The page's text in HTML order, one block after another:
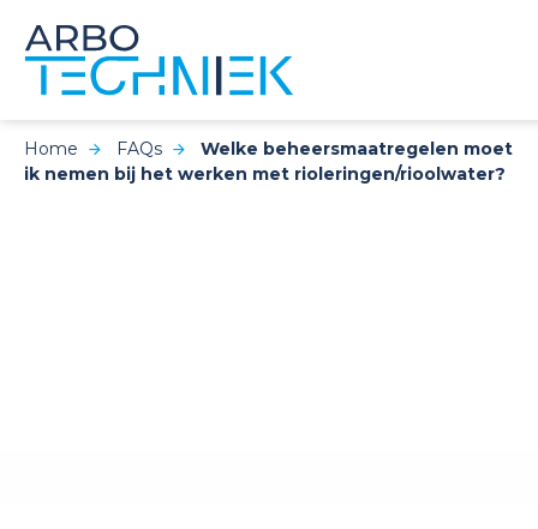
Home FAQs
Welke beheersmaatregelen moet
ik nemen bij het werken met rioleringen/rioolwater?